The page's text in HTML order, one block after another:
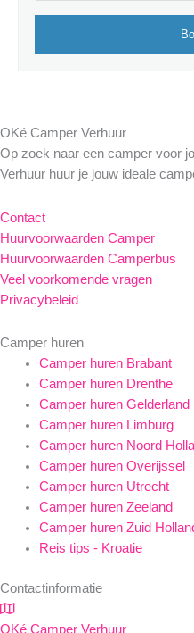
OKé Camper Verhuur
Op zoek naar een camper voor
Verhuur huur je jouw ideale
Contact
Huurvoorwaarden Camper
Huurvoorwaarden Camperbus
Veel voorkomende vragen
Privacybeleid
Camper huren
Camper huren Brabant
Camper huren Drenthe
Camper huren Gelderland
Camper huren Limburg
Camper huren Noord
Camper huren Overijssel
Camper huren Utrecht
Camper huren Zeeland
Camper huren Zuid
Reis tips - Kroatie
Contactinformatie
OKé Camper Verhuur